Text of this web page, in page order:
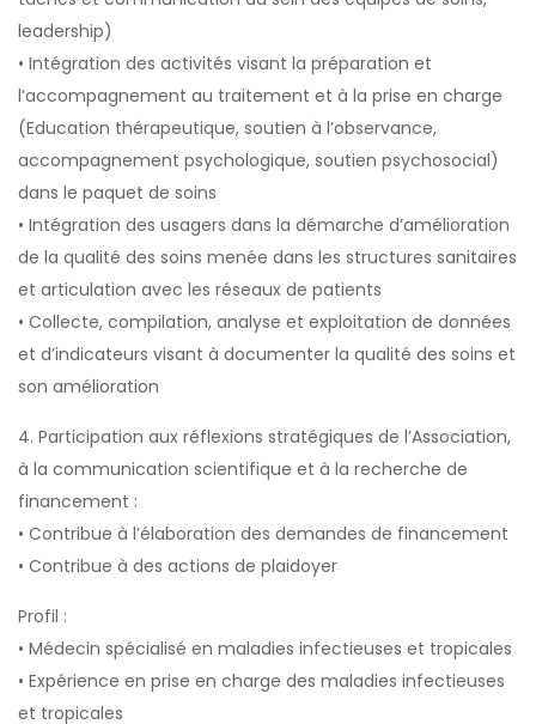
leadership)
• Intégration des activités visant la préparation et
l’accompagnement au traitement et à la prise en charge
(Education thérapeutique, soutien à l’observance,
accompagnement psychologique, soutien psychosocial)
dans le paquet de soins
• Intégration des usagers dans la démarche d’amélioration
de la qualité des soins menée dans les structures sanitaires
et articulation avec les réseaux de patients
• Collecte, compilation, analyse et exploitation de données
et d’indicateurs visant à documenter la qualité des soins et
son amélioration
4. Participation aux réflexions stratégiques de l’Association,
à la communication scientifique et à la recherche de
financement :
• Contribue à l’élaboration des demandes de financement
• Contribue à des actions de plaidoyer
Profil :
• Médecin spécialisé en maladies infectieuses et tropicales
• Expérience en prise en charge des maladies infectieuses
et tropicales